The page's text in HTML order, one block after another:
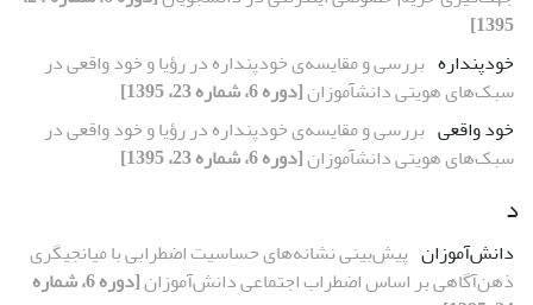
1395]
خودپنداره بررسی و مقایسه‌ی خودپنداره در رؤیا و خود واقعی در
سبک‌های هویتی دانش‏آموزان[دوره 6، شماره 23، 1395]
خود واقعی بررسی و مقایسه‌ی خودپنداره در رؤیا و خود واقعی در
سبک‌های هویتی دانش‏آموزان[دوره 6، شماره 23، 1395]
د
دانش‌آموزان پیش‌بینی نشانه‌های حساسیت اضطرابی با میانجیگری
ذهن‌آگاهی بر اساس اضطراب اجتماعی دانش‌آموزان
[دوره 6، شماره